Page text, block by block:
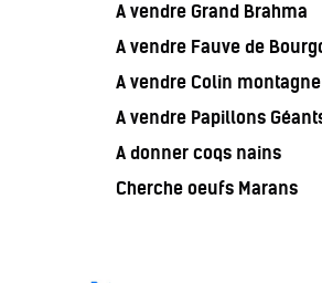
A vendre Grand Brahma
A vendre Fauve de
A vendre Colin montagne
A vendre Papillons
A donner coqs nains
Cherche oeufs Marans